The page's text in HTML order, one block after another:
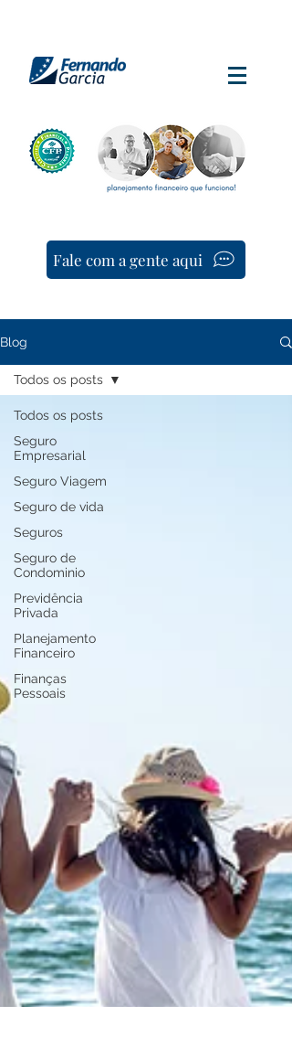
Fale com a gente aqui
Blog
Todos os posts
Seguro
Empresarial
Seguro Viagem
Seguro de vida
Seguros
Seguro de
Condominio
Previdência
Privada
Planejamento
Financeiro
Finanças
Pessoais
Todos os posts